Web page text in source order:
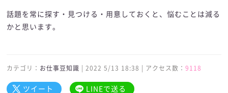
話題を常に探す・見つける・用意しておくと、悩むことは減る
かと思います。
カテゴリ： お仕事豆知識 | 2022 5/13 18:38 | アクセス数：9118
ツイート LINEで送る